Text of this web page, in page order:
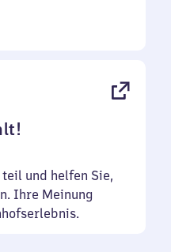
und helfen Sie,
Ihre Meinung